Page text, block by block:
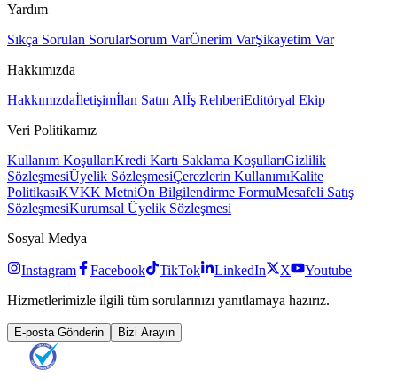
Yardım
Sıkça Sorulan SorularSorum VarÖnerim VarŞikayetim Var
Hakkımızda
Hakkımızdaİletişimİlan Satın Alİş RehberiEditöryal Ekip
Veri Politikamız
Kullanım KoşullarıKredi Kartı Saklama KoşullarıGizlilik
SözleşmesiÜyelik SözleşmesiÇerezlerin KullanımıKalite
PolitikasıKVKK MetniÖn Bilgilendirme FormuMesafeli Satış
SözleşmesiKurumsal Üyelik Sözleşmesi
Sosyal Medya
Instagram Facebook TikTok LinkedIn X
Youtube
Hizmetlerimizle ilgili tüm sorularınızı yanıtlamaya hazırız.
E-posta Gönderin Bizi Arayın